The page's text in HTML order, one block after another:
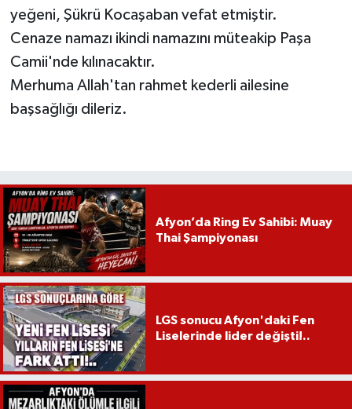
yeğeni, Şükrü Kocaşaban vefat etmiştir.
Cenaze namazı ikindi namazını müteakip Paşa
Camii'nde kılınacaktır.
Merhuma Allah'tan rahmet kederli ailesine
başsağlığı dileriz.
Afyon’da Ring Ev Sahibi: Muay
Thai Şampiyonası
LGS sonucu Afyon'daki Fen
Liselerinde lider değişti!..